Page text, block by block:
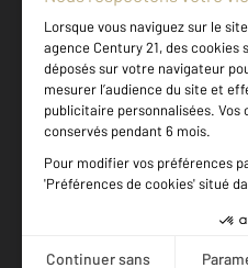
Votre
Achat